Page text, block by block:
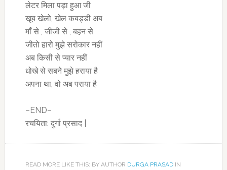
लेटर मिला पड़ा हुआ जी
खूब खेलो, खेल कबड्डी अब
माँ से , जीजी से , बहन से
जीतो हारो मुझे सरोकार नहीं
अब किसी से प्यार नहीं
धोखे से सबने मुझे हराया है
अपना था, वो अब पराया है
–END–
रचयिता: दुर्गा प्रसाद |
READ MORE LIKE THIS: BY AUTHOR DURGA PRASADIN